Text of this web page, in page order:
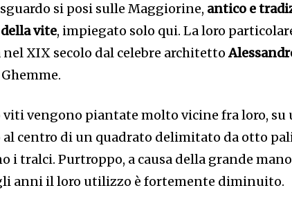
si posi sulle Maggiorine, antico e
vite, impiegato solo qui. La loro
XIX secolo dal celebre architetto
viti vengono piantate molto vicine fra loro, su
centro di un quadrato delimitato da otto
i tralci. Purtroppo, a causa della grande
anni il loro utilizzo è fortemente diminuito.